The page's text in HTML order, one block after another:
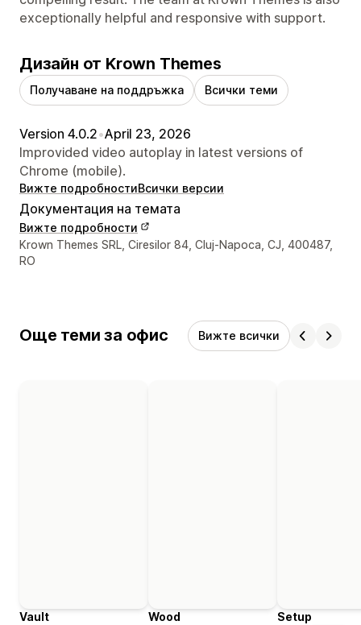
exceptionally helpful and responsive with support.
Дизайн от Krown Themes
Получаване на поддръжка Всички теми
Version 4.0.2•April 23, 2026
Improvided video autoplay in latest versions of
Chrome (mobile).
Вижте подробностиВсички версии
Документация на темата
Вижте подробности
Данни за връзка с дизайнера
Krown Themes SRL, Ciresilor 84, Cluj-Napoca, CJ, 400487,
RO
Още теми за офис Вижте всички
Vault
Wood
Setup